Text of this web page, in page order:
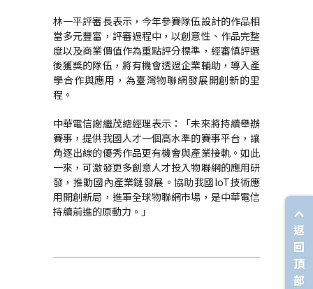
林一平評審長表示，今年參賽隊伍設計的作品相
當多元豐富，評審過程中，以創意性、作品完整
度以及商業價值作為重點評分標準，經審慎評選
後獲獎的隊伍，將有機會透過企業輔助，導入產
學合作與應用，為臺灣物聯網發展開創新的里
程。
中華電信謝繼茂總經理表示：「未來將持續舉辦
賽事，提供我國人才一個高水準的賽事平台， 讓
角逐出線的優秀作品更有機會與產業接軌。如此
一來，可激發更多創意人才投入物聯網的應用研
發，推動國內產業鏈發展。協助我國IoT技術應
用開創新局，進軍全球物聯網市場，是中華電信
持續前進的原動力。」
返
回
頂
部